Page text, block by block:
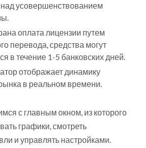
усовершенствованием
оплата лицензии путем
перевода, средства могут
в течение 1-5 банковских дней.
отображает динамику
в реальном времени.
с главным окном, из которого
графики, смотреть
и управлять настройками.